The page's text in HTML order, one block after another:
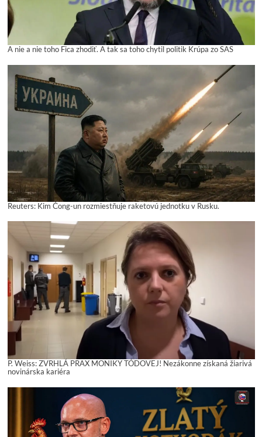
A nie a nie toho Fica zhodiť. A tak sa toho chytil politik Krúpa zo SAS
Reuters: Kim Čong-un rozmiestňuje raketovú jednotku v Rusku.
P. Weiss: ZVRHLÁ PRAX MONIKY TÓDOVEJ! Nezákonne získaná žiarivá
novinárska kariéra